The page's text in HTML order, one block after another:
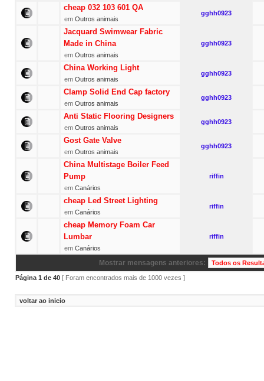
cheap 032 103 601 QA
em Outros animais
gghh0923
Jacquard Swimwear Fabric
Made in China
em Outros animais
gghh0923
China Working Light
em Outros animais
gghh0923
Clamp Solid End Cap factory
em Outros animais
gghh0923
Anti Static Flooring Designers
em Outros animais
gghh0923
Gost Gate Valve
em Outros animais
gghh0923
China Multistage Boiler Feed
Pump
em Canários
riffin
cheap Led Street Lighting
em Canários
riffin
cheap Memory Foam Car
Lumbar
em Canários
riffin
Mostrar mensagens anteriores:
Página 1 de 40 [ Foram encontrados mais de 1000 vezes ]
voltar ao inicio